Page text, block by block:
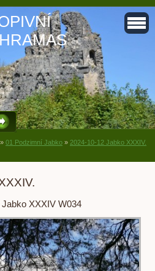
» 01 Podzimní Jabko » 2024-10-12 Jabko XXXIV.
Jabko XXXIV W034